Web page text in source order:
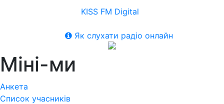
KISS FM Digital
Як слухати радіо онлайн
Міні-ми
Анкета
Список учасників